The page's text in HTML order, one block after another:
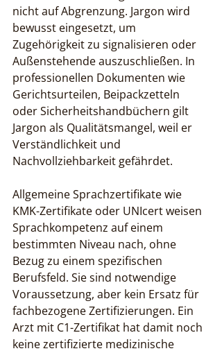
nicht auf Abgrenzung. Jargon wird
bewusst eingesetzt, um
Zugehörigkeit zu signalisieren oder
Außenstehende auszuschließen. In
professionellen Dokumenten wie
Gerichtsurteilen, Beipackzetteln
oder Sicherheitshandbüchern gilt
Jargon als Qualitätsmangel, weil er
Verständlichkeit und
Nachvollziehbarkeit gefährdet.
Allgemeine Sprachzertifikate wie
KMK-Zertifikate oder UNIcert weisen
Sprachkompetenz auf einem
bestimmten Niveau nach, ohne
Bezug zu einem spezifischen
Berufsfeld. Sie sind notwendige
Voraussetzung, aber kein Ersatz für
fachbezogene Zertifizierungen. Ein
Arzt mit C1-Zertifikat hat damit noch
keine zertifizierte medizinische